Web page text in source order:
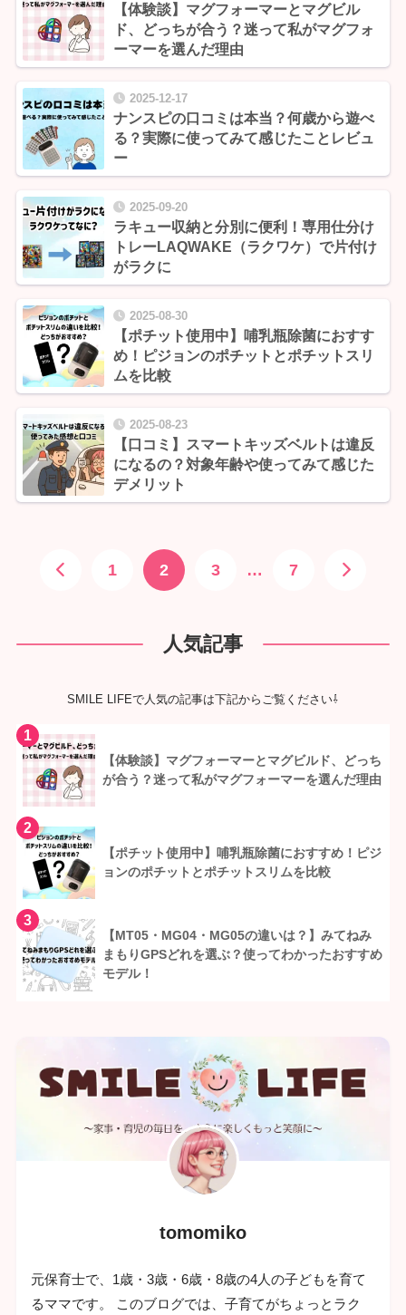
【体験談】マグフォーマーとマグビル
ド、どっちが合う？迷って私がマグフォ
ーマーを選んだ理由
2025-12-17
ナンスピの口コミは本当？何歳から遊べ
る？実際に使ってみて感じたことレビュ
ー
2025-09-20
ラキュー収納と分別に便利！専用仕分け
トレーLAQWAKE（ラクワケ）で片付け
がラクに
2025-08-30
【ポチット使用中】哺乳瓶除菌におすす
め！ピジョンのポチットとポチットスリ
ムを比較
2025-08-23
【口コミ】スマートキッズベルトは違反
になるの？対象年齢や使ってみて感じた
デメリット
1 2 3 … 7
人気記事
SMILE LIFEで人気の記事は下記からご覧ください⇩
1
【体験談】マグフォーマーとマグビルド、どっち
が合う？迷って私がマグフォーマーを選んだ理由
2
【ポチット使用中】哺乳瓶除菌におすすめ！ピジ
ョンのポチットとポチットスリムを比較
3
【MT05・MG04・MG05の違いは？】みてねみ
まもりGPSどれを選ぶ？使ってわかったおすすめ
モデル！
tomomiko
元保育士で、1歳・3歳・6歳・8歳の4人の子どもを育て
るママです。 このブログでは、子育てがちょっとラク